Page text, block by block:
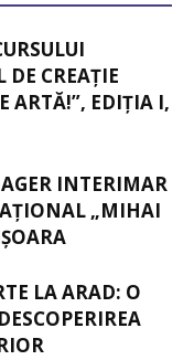
CREAȚIE
ARTĂ!”, EDIȚIA I,
INTERIMAR
„MIHAI
LA ARAD: O